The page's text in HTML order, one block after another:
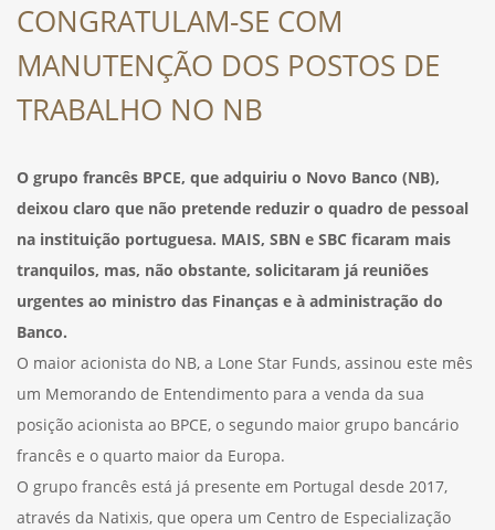
SAÚDE
CONGRATULAM-SE COM
MANUTENÇÃO DOS POSTOS DE
TRABALHO NO NB
O grupo francês BPCE, que adquiriu o Novo Banco (NB),
deixou claro que não pretende reduzir o quadro de pessoal
na instituição portuguesa. MAIS, SBN e SBC ficaram mais
tranquilos, mas, não obstante, solicitaram já reuniões
urgentes ao ministro das Finanças e à administração do
Banco.
O maior acionista do NB, a Lone Star Funds, assinou este mês
um Memorando de Entendimento para a venda da sua
posição acionista ao BPCE, o segundo maior grupo bancário
francês e o quarto maior da Europa.
O grupo francês está já presente em Portugal desde 2017,
através da Natixis, que opera um Centro de Especialização